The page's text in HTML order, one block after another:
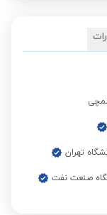
مشاهده قیمت
مشاهده قیمت
تهران
صنعت نفت